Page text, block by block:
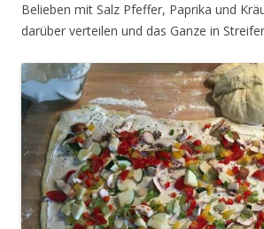
Belieben mit Salz Pfeffer, Paprika und
darüber verteilen und das Ganze in